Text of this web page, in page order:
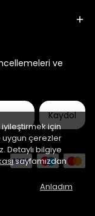
iyileştirmek için
çerezler
Detaylı bilgiye
sayfamızdan
Anladım
ve
Kaydol